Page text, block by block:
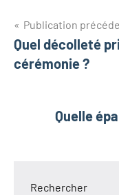
Navigation
de
Publication
Quel décolleté
cérémonie ?
Quelle
Rechercher